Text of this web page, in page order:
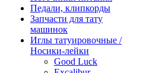
Педали, клипкорды
Запчасти для тату
машинок
Иглы татуировочные /
Носики-лейки
Good Luck